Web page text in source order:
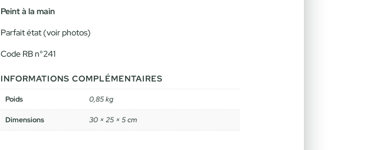
Peint à la main
Parfait état (voir photos)
Code RB n°241
INFORMATIONS COMPLÉMENTAIRES
Poids 0,85 kg
Dimensions 30 × 25 × 5 cm